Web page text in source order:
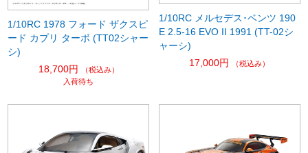
1/10RC 1978 フォード ザクスピ
ード カプリ ターボ (TT02シャー
シ)
18,700円
（税込み）
入荷待ち
1/10RC メルセデス･ベンツ 190
E 2.5-16 EVO II 1991 (TT-02シ
ャーシ)
17,000円
（税込み）